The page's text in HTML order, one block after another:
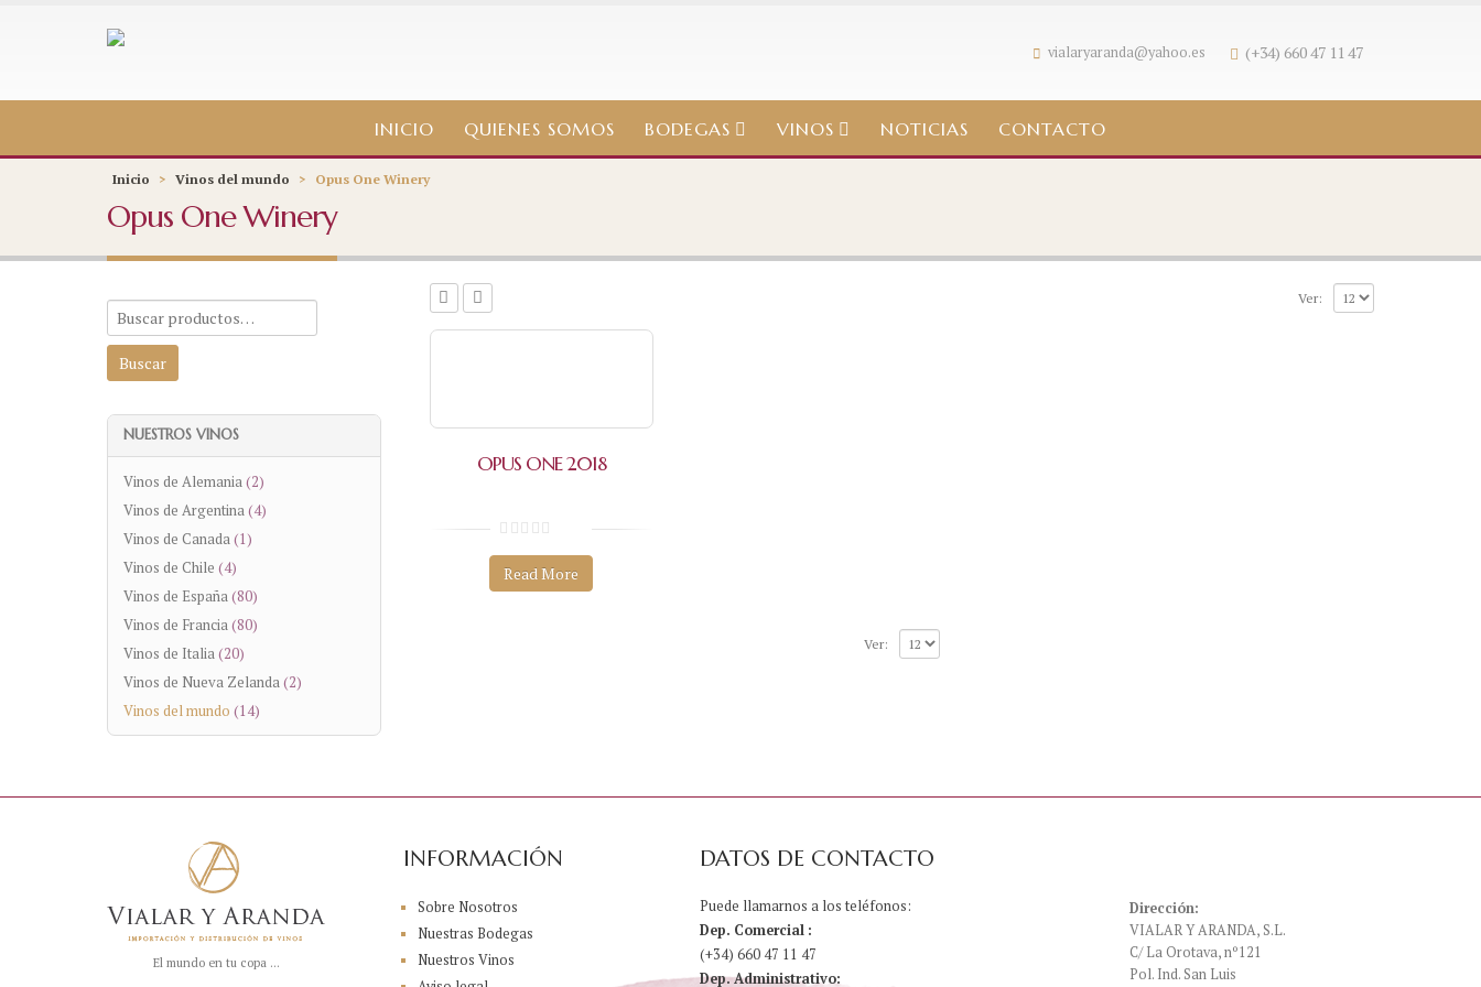
vialaryaranda@yahoo.es (+34) 660 47 11 47
INICIO QUIENES SOMOS BODEGAS VINOS NOTICIAS CONTACTO
Inicio > Vinos del mundo > Opus One Winery
Opus One Winery
Ver:
OPUS ONE 2018
0
Read More
Ver:
NUESTROS VINOS
Vinos de Alemania(2)
Vinos de Argentina(4)
Vinos de Canada(1)
Vinos de Chile (4)
Vinos de España(80)
Vinos de Francia(80)
Vinos de Italia(20)
Vinos de Nueva Zelanda(2)
Vinos del mundo (14)
El mundo en tu copa ...
INFORMACIÓN
Sobre Nosotros
Nuestras Bodegas
Nuestros Vinos
DATOS DE CONTACTO
Puede llamarnos a los teléfonos:
Dep. Comercial :
(+34) 660 47 11 47
Dep. Administrativo:
Dirección:
VIALAR Y ARANDA, S.L.
C/ La Orotava, nº121
Pol. Ind. San Luis